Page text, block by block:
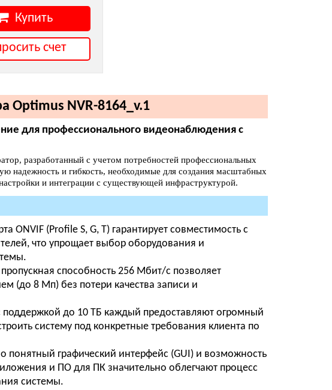
Купить
счет
Optimus NVR-8164_v.1
для профессионального видеонаблюдения с
разработанный с учетом потребностей профессиональных
надежность и гибкость, необходимые для создания масштабных
и интеграции с существующей инфраструктурой.
ONVIF (Profile S, G, T) гарантирует совместимость с
что упрощает выбор оборудования и
способность 256 Мбит/с позволяет
(до 8 Мп) без потери качества записи и
поддержкой до 10 ТБ каждый предоставляют огромный
систему под конкретные требования клиента по
понятный графический интерфейс (GUI) и возможность
и ПО для ПК значительно облегчают процесс
системы.